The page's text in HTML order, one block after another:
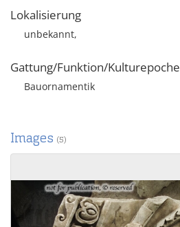
Lokalisierung
unbekannt,
Gattung/Funktion/Kulturepoche
Bauornamentik
Images (5)